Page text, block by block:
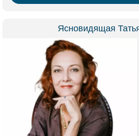
Ясновидящая